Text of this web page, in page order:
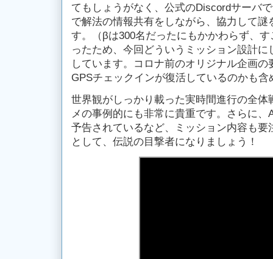
てもしょうがなく、公式のDiscordサーバ
で解法の情報共有をしながら、協力して
す。（βは300名だったにもかかわらず、
ったため、今回どういうミッション設計
しています。コロナ前のオリジナル企画
GPSチェックインが復活しているのかも
世界観がしっかり載った実時間進行の全
メの事例的にも非常に貴重です。さらに
予告されているなど、ミッション内容も
として、伝説の目撃者になりましょう！